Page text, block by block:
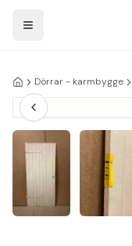
Dörrar - karmbygge